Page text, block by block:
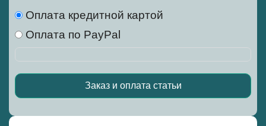
Оплата кредитной картой
Оплата по PayPal
Заказ и оплата статьи
Alternative: